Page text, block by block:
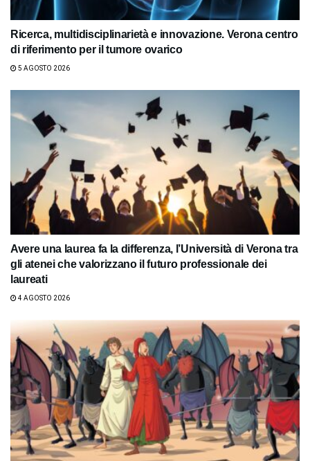
Ricerca, multidisciplinarietà e innovazione. Verona centro
di riferimento per il tumore ovarico
5 AGOSTO 2026
Avere una laurea fa la differenza, l’Università di Verona tra
gli atenei che valorizzano il futuro professionale dei
laureati
4 AGOSTO 2026